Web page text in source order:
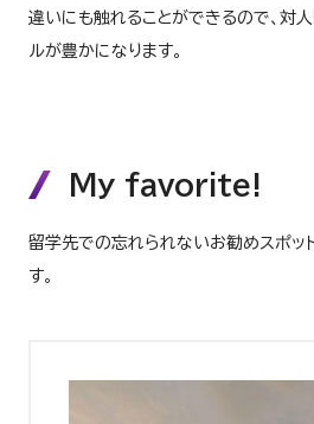
違いにも触れることができるので、対
ルが豊かになります。
My favorite!
留学先での忘れられないお勧めスポッ
す。